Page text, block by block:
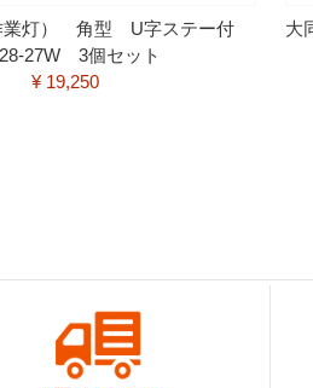
業灯） 角型 U字ステー付
27W 3個セット
¥ 19,250
大